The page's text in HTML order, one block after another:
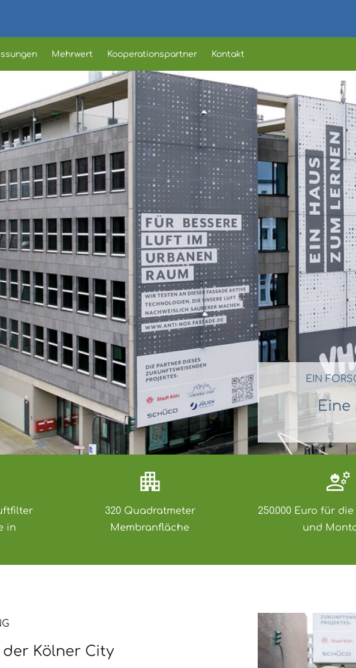
Mehrwert Kooperationspartner Kontakt
EIN
Eine
in
320 Quadratmeter
Membranfläche
250.000 Euro für
und
Kölner City